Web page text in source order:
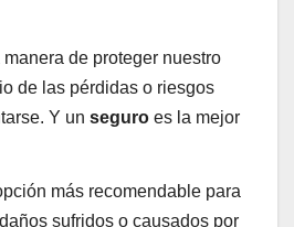
de proteger nuestro
de las pérdidas o riesgos
Y un seguro es la mejor
más recomendable para
sufridos o causados por